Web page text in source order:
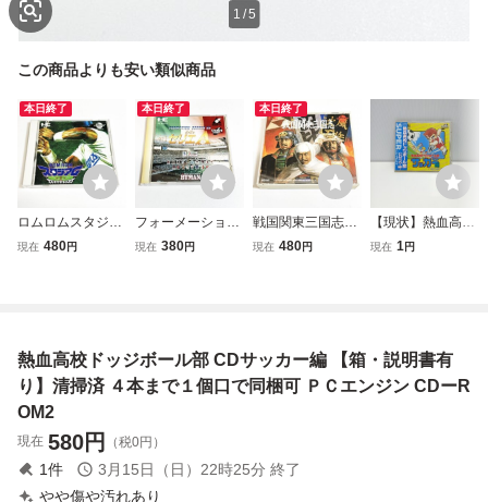
1 /5
この商品よりも安い類似商品
本日終了
ロムロムスタジア
ム 【箱・説明書有
現在 480円
本日終了
フォーメーション
サッカー95 デッ
①
現在 380円
本日終了
戦国関東三国志
【箱・説明書有
現在 480円
【現状】熱血高校
ドッジボール部 C
現在 1円
熱血高校ドッジボール部 CDサッカー編 【箱・説明書有
り】清掃済 ４本まで１個口で同梱可 ＰＣエンジン CDーR
OM2
現在 580円 （税0円）
1件 3月15日（日）22時25分 終了
やや傷や汚れあり